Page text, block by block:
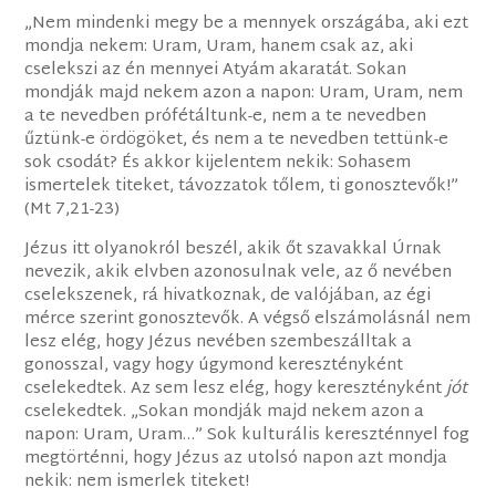
„Nem mindenki megy be a mennyek országába, aki ezt
mondja nekem: Uram, Uram, hanem csak az, aki
cselekszi az én mennyei Atyám akaratát. Sokan
mondják majd nekem azon a napon: Uram, Uram, nem
a te nevedben prófétáltunk-e, nem a te nevedben
űztünk-e ördögöket, és nem a te nevedben tettünk-e
sok csodát? És akkor kijelentem nekik: Sohasem
ismertelek titeket, távozzatok tőlem, ti gonosztevők!”
(Mt 7,21-23)
Jézus itt olyanokról beszél, akik őt szavakkal Úrnak
nevezik, akik elvben azonosulnak vele, az ő nevében
cselekszenek, rá hivatkoznak, de valójában, az égi
mérce szerint gonosztevők. A végső elszámolásnál nem
lesz elég, hogy Jézus nevében szembeszálltak a
gonosszal, vagy hogy úgymond keresztényként
cselekedtek. Az sem lesz elég, hogy kereszténykéntjót
cselekedtek. „Sokan mondják majd nekem azon a
napon: Uram, Uram…” Sok kulturális kereszténnyel fog
megtörténni, hogy Jézus az utolsó napon azt mondja
nekik: nem ismerlek titeket!